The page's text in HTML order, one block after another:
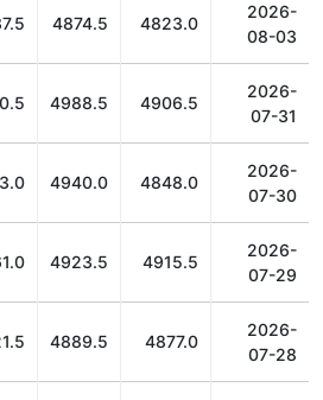
2026-
08-03
4823.0
4874.5
2026-
07-31
4906.5
4988.5
2026-
07-30
4848.0
4940.0
2026-
07-29
4915.5
4923.5
2026-
07-28
4877.0
4889.5